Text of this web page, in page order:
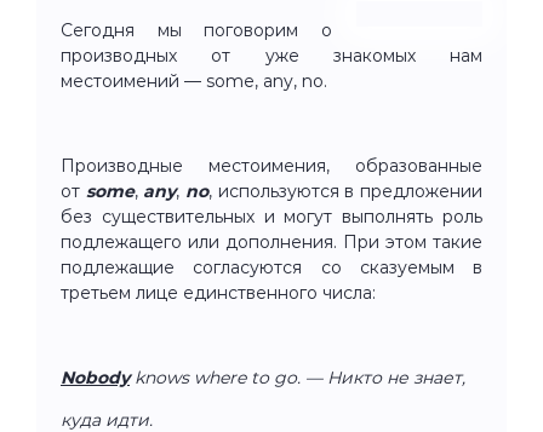
Сегодня мы поговорим о
производных от уже знакомых нам
местоимений — some, any, no.
Производные местоимения, образованные
от some, any, no, используются в предложении
без существительных и могут выполнять роль
подлежащего или дополнения. При этом такие
подлежащие согласуются со сказуемым в
третьем лице единственного числа:
Nobodyknows where to go. — Никто не знает,
куда идти.